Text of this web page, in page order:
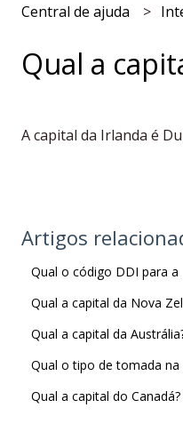
Central de ajuda
Qual a
A capital da Irlanda é
Artigos
Qual o código DDI para a
Qual a capital da Nova
Qual a capital da
Qual o tipo de tomada na
Qual a capital do Canadá?